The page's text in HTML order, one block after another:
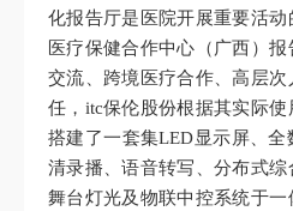
化报告厅是医院开展重要活
医疗保健合作中心（广西）
交流、跨境医疗合作、高层
任，itc保伦股份根据其实际
搭建了一套集LED显示屏、
清录播、语音转写、分布式综
舞台灯光及物联中控系统于